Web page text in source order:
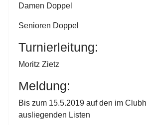
Damen Doppel
Senioren Doppel
Turnierleitung:
Moritz Zietz
Meldung:
Bis zum 15.5.2019 auf den im
ausliegenden Listen